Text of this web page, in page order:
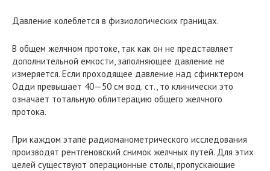
Давление колеблется в физиологических границах.
В общем желчном протоке, так как он не представляет
дополнительной емкости, заполняющее давление не
измеряется. Если проходящее давление над сфинктером
Одди превышает 40—50 см вод. ст., то клинически это
означает тотальную облитерацию общего желчного
протока.
При каждом этапе радиоманометрического исследования
производят рентгеновский снимок желчных путей. Для этих
целей существуют операционные столы, пропускающие